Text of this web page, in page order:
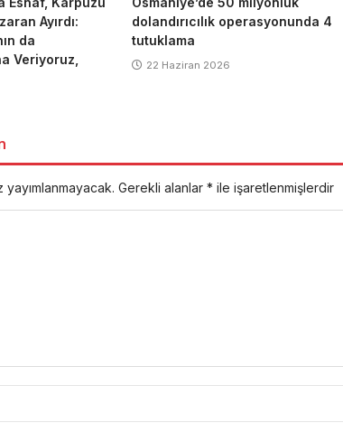
Ayırdı:
da
Veriyoruz,
dolandırıcılık operasyonunda 4
tutuklama
22 Haziran 2026
yayımlanmayacak. Gerekli alanlar * ile işaretlenmişlerdir